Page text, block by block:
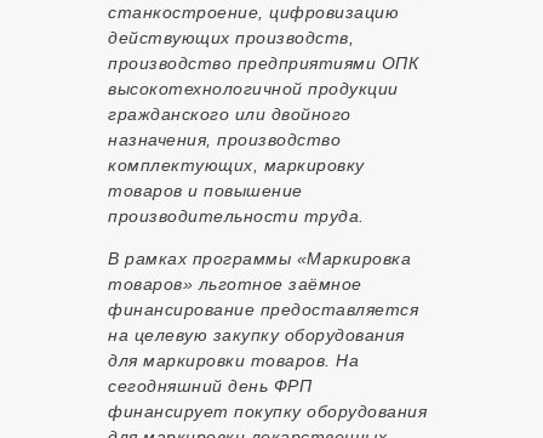
станкостроение, цифровизацию
действующих производств,
производство предприятиями ОПК
высокотехнологичной продукции
гражданского или двойного
назначения, производство
комплектующих, маркировку
товаров и повышение
производительности труда.
В рамках программы «Маркировка
товаров» льготное заёмное
финансирование предоставляется
на целевую закупку оборудования
для маркировки товаров. На
сегодняшний день ФРП
финансирует покупку оборудования